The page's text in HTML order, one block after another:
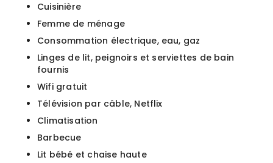
Cuisinière
Femme de ménage
Consommation électrique, eau, gaz
Linges de lit, peignoirs et serviettes de bain
fournis
Wifi gratuit
Télévision par câble, Netflix
Climatisation
Barbecue
Lit bébé et chaise haute